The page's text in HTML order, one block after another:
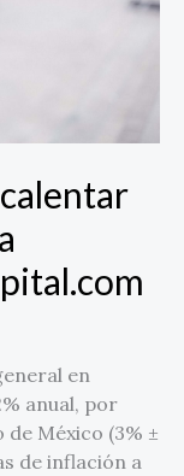
en
anual, por
México (3% ±
de inflación a